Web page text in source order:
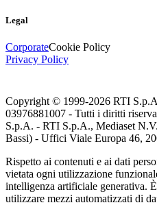
Legal
CorporateCookie Policy
Privacy Policy
Copyright © 1999-2026 RTI
03976881007 - Tutti i diritti
S.p.A. - RTI S.p.A., Mediaset
Bassi) - Uffici Viale Europa 46,
Rispetto ai contenuti e ai dati
vietata ogni utilizzazione
intelligenza artificiale generativa.
utilizzare mezzi automatizzati di